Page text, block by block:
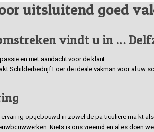
uitsluitend goed
vindt u in …
en met aandacht voor de klant.
Schilderbedrijf Loer de ideale vakman voor al uw
opgebouwd in zowel de particuliere markt
Niets is ons vreemd en alles doen